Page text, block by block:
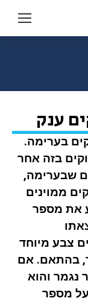
ענק
בערימה.
בזה אחר
שבערימה,
ממוינים
את מספר
צבע מיוחד
בהתאם. אם
נגמר והוא
מספר